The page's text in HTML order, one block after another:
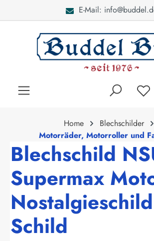
E-Mail:
Home
Blechschilder
Motorräder, Motorroller und
Blechschild
Supermax
Nostalgieschild
Schild